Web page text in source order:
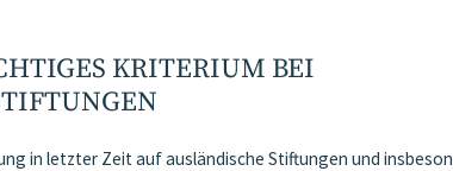
KRITERIUM BEI
in letzter Zeit auf ausländische Stiftungen und